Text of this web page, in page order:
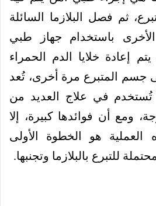
ثم فصل البلازما السائلة
باستخدام جهاز طبي
إعادة خلايا الدم الحمراء
جسم المتبرع مرة أخرى، تُعد
تُستخدم في علاج العديد من
ومع أن فوائدها كبيرة، إلا
هو الخطوة الأولى
للتبرع بالبلازما وتجنبها.